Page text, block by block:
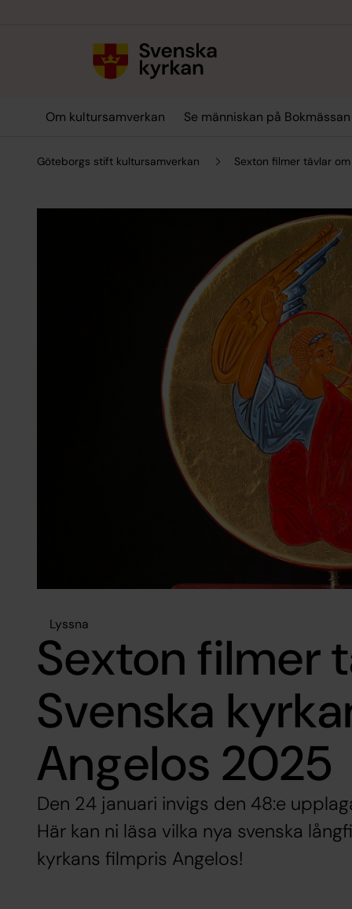
Om kultursamverkan Se människan på Bokmässan
Göteborgs stift kultursamverkan Sexton filmer tävlar
Lyssna
Sexton filmer
Svenska
Angelos 2025
Den 24 januari invigs den 48:e
Här kan ni läsa vilka nya svenska
kyrkans filmpris Angelos!